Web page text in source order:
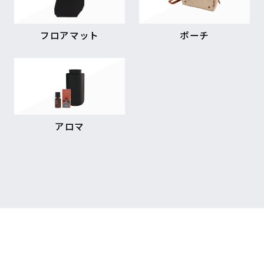
フロアマット ポーチ
アロマ